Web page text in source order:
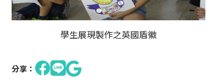
學生展現製作之英國盾徽
分享：